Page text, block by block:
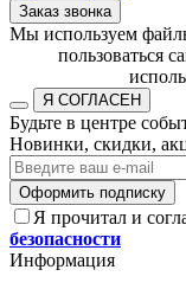
Заказ звонка
​​​​​​​Мы используем
пользоваться
Я СОГЛАСЕН
Будьте в центре
Новинки, скидки,
Оформить подписку
Я прочитал и
безопасности
Информация